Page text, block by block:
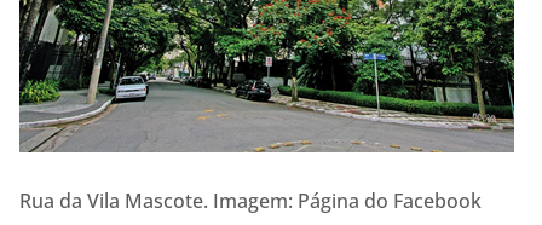
Rua da Vila Mascote. Imagem: Página do Facebook